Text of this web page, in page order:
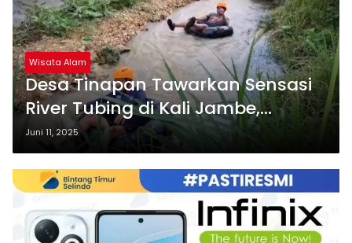
Wisata Alam
Desa Tinapan Tawarkan Sensasi
River Tubing di Kali Jambe,
Wahana Seru di Wisata Banyu
Bening Blora
Juni 11, 2025